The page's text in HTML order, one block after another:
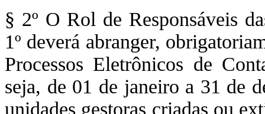
§ 2º O Rol de Responsáveis
1º deverá abranger,
Processos Eletrônicos de
seja, de 01 de janeiro a 31 de
unidades gestoras criadas ou